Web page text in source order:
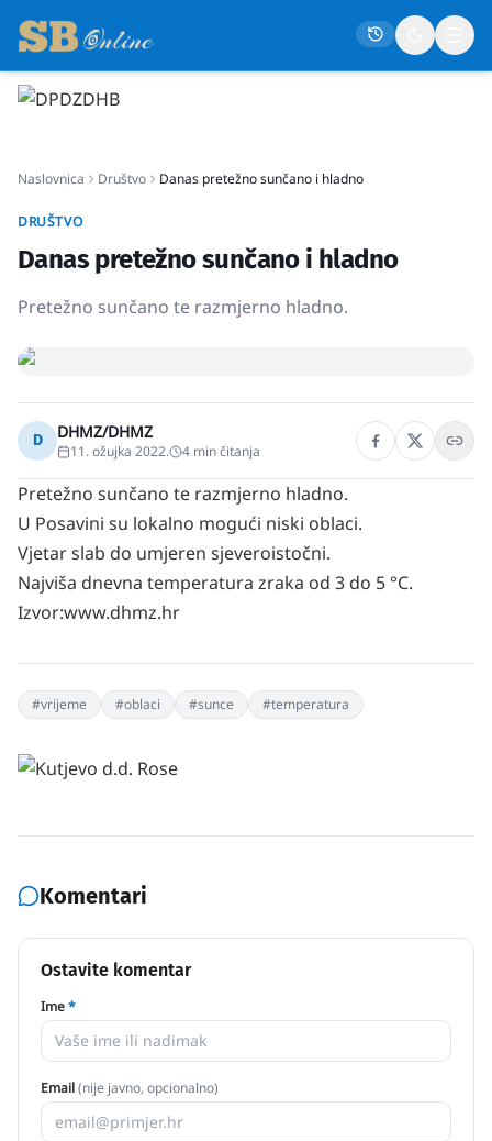
Društvo
Politika
Gospodarstvo
Život
Kultura
Osmrtnice
Naslovnica Društvo Danas pretežno sunčano i hladno
DRUŠTVO
Danas pretežno sunčano i hladno
Pretežno sunčano te razmjerno hladno.
D DHMZ/DHMZ
11. ožujka 2022. 4 min čitanja
Pretežno sunčano te razmjerno hladno.
U Posavini su lokalno mogući niski oblaci.
Vjetar slab do umjeren sjeveroistočni.
Najviša dnevna temperatura zraka od 3 do 5 °C.
Izvor:www.dhmz.hr
#vrijeme #oblaci #sunce #temperatura
Komentari
Ostavite komentar
Ime*
Email(nije javno, opcionalno)